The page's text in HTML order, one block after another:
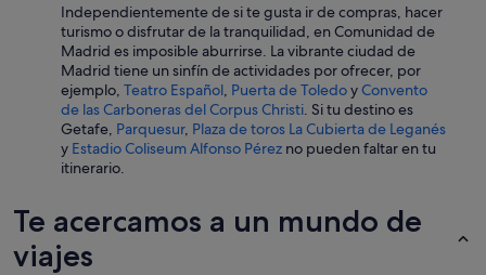
Independientemente de si te gusta ir de compras, hacer
turismo o disfrutar de la tranquilidad, en Comunidad de
Madrid es imposible aburrirse. La vibrante ciudad de
Madrid tiene un sinfín de actividades por ofrecer, por
ejemplo, Teatro Español, Puerta de ToledoyConvento
de las Carboneras del Corpus Christi. Si tu destino es
Getafe, Parquesur, Plaza de toros La Cubierta de Leganés
y Estadio Coliseum Alfonso Pérez no pueden faltar en tu
itinerario.
Te acercamos a un mundo de
viajes